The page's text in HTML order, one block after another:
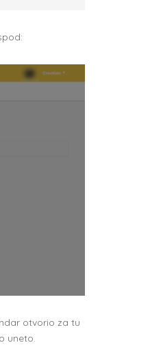
otvorio za tu
uneto.